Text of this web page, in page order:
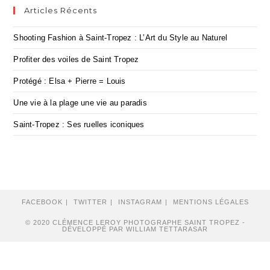
Articles Récents
Shooting Fashion à Saint-Tropez : L’Art du Style au Naturel
Profiter des voiles de Saint Tropez
Protégé : Elsa + Pierre = Louis
Une vie à la plage une vie au paradis
Saint-Tropez : Ses ruelles iconiques
FACEBOOK TWITTER INSTAGRAM MENTIONS LÉGALES
© 2020 CLÉMENCE LEROY PHOTOGRAPHE SAINT TROPEZ -
DÉVELOPPÉ PAR WILLIAM TETTARASAR